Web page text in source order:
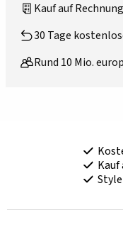
Kauf auf
30 Tage
Rund 10 Mio.
Kauf